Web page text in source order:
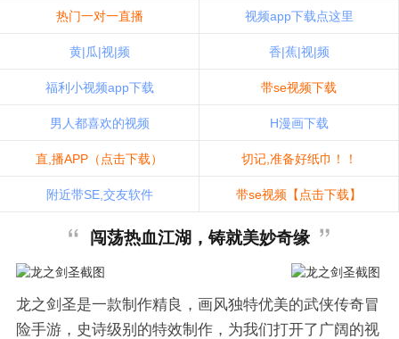
热门一对一直播 视频app下载点这里
黄|瓜|视|频 香|蕉|视|频
福利小视频app下载 带se视频下载
男人都喜欢的视频 H漫画下载
直,播APP（点击下载） 切记,准备好纸巾！！
附近带SE,交友软件 带se视频【点击下载】
闯荡热血江湖，铸就美妙奇缘
龙之剑圣是一款制作精良，画风独特优美的武侠传奇冒
险手游，史诗级别的特效制作，为我们打开了广阔的视